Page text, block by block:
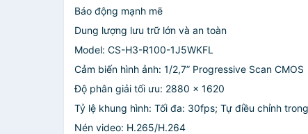
Báo động mạnh mẽ
Dung lượng lưu trữ lớn và an toàn
Model: CS-H3-R100-1J5WKFL
Cảm biến hình ảnh: 1/2,7” Progressive Scan CMOS
Độ phân giải tối ưu: 2880 x 1620
Tỷ lệ khung hình: Tối đa: 30fps; Tự điều chỉnh
Nén video: H.265/H.264